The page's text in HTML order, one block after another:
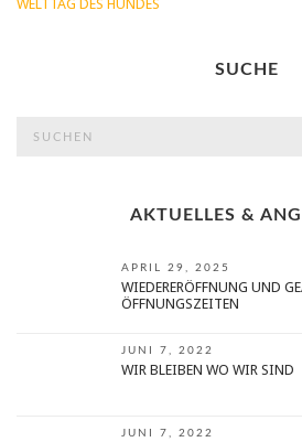
WELTTAG DES HUNDES
SUCHE
AKTUELLES &
APRIL 29, 2025
WIEDERERÖFFNUNG UND
ÖFFNUNGSZEITEN
JUNI 7, 2022
WIR BLEIBEN WO WIR SIND
JUNI 7, 2022